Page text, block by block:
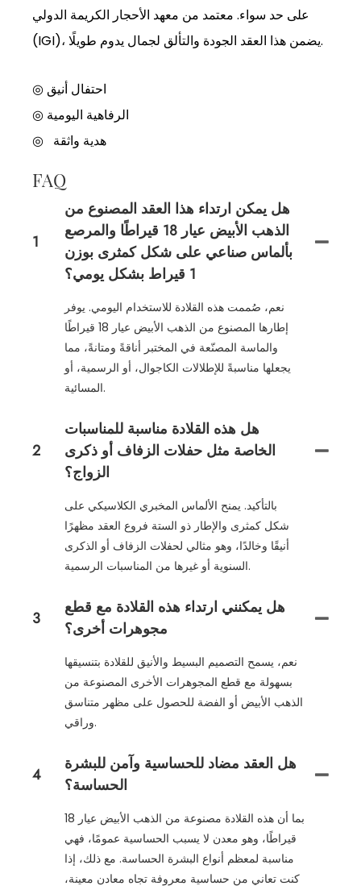
على حد سواء. معتمد من معهد الأحجار الكريمة الدولي
(IGI)، يضمن هذا العقد الجودة والتألق لجمال يدوم طويلًا.
◎ احتفال أنيق
◎ الرفاهية اليومية
◎
هدية واثقة
FAQ
1
هل يمكن ارتداء هذا العقد المصنوع من
الذهب الأبيض عيار 18 قيراطًا والمرصع
بألماس صناعي على شكل كمثرى بوزن
1 قيراط بشكل يومي؟
نعم، صُممت هذه القلادة للاستخدام اليومي. يوفر
إطارها المصنوع من الذهب الأبيض عيار 18 قيراطًا
والماسة المصنّعة في المختبر أناقةً ومتانةً، مما
يجعلها مناسبةً للإطلالات الكاجوال، أو الرسمية، أو
المسائية.
2
هل هذه القلادة مناسبة للمناسبات
الخاصة مثل حفلات الزفاف أو ذكرى
الزواج؟
بالتأكيد. يمنح الألماس المخبري الكلاسيكي على
شكل كمثرى والإطار ذو الستة فروع العقد مظهرًا
أنيقًا وخالدًا، وهو مثالي لحفلات الزفاف أو الذكرى
السنوية أو غيرها من المناسبات الرسمية.
3
هل يمكنني ارتداء هذه القلادة مع قطع
مجوهرات أخرى؟
نعم، يسمح التصميم البسيط والأنيق للقلادة بتنسيقها
بسهولة مع قطع المجوهرات الأخرى المصنوعة من
الذهب الأبيض أو الفضة للحصول على مظهر متناسق
وراقي.
4
هل العقد مضاد للحساسية وآمن للبشرة
الحساسة؟
بما أن هذه القلادة مصنوعة من الذهب الأبيض عيار 18
قيراطًا، وهو معدن لا يسبب الحساسية عمومًا، فهي
مناسبة لمعظم أنواع البشرة الحساسة. مع ذلك، إذا
كنت تعاني من حساسية معروفة تجاه معادن معينة،